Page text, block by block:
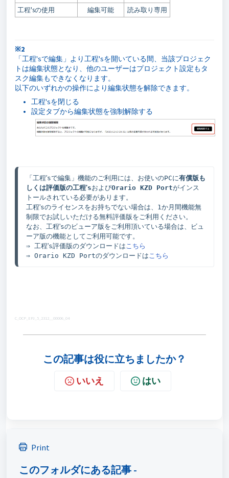
工程'sの使用
編集可能 読み取り専用
※2
「工程'sで編集」より工程'sを開いている間、当該プロジェク
トは編集状態となり、他のユーザーはプロジェクト設定もタ
スク編集もできなくなります。
以下のいずれかの操作により編集状態を解除できます。
工程'sを閉じる
設定タブから編集状態を強制解除する
「工程'sで編集」機能のご利用には、お使いのPCに有償版も
しくは評価版の工程'sおよびOrario KZD Portがインス
トールされている必要があります。
工程'sのライセンスをお持ちでない場合は、1か月間機能無
制限でお試しいただける無料評価版をご利用ください。
なお、工程'sのビューア版をご利用頂いている場合は、ビュ
ーア版の機能としてご利用可能です。
⇒ 工程's評価版のダウンロードはこちら
⇒ Orario KZD Portのダウンロードはこちら
C_OCP_EPJ_5_2312__00006_04
この記事は役に立ちましたか？
いいえ はい
Print
このフォルダにある記事 -